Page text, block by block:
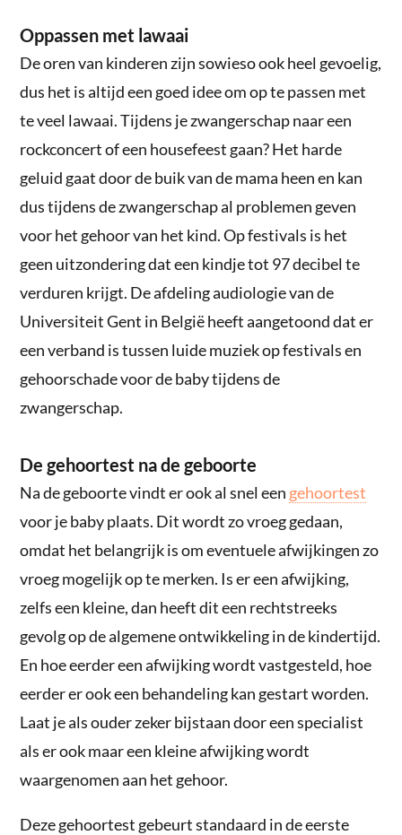
Oppassen met lawaai
De oren van kinderen zijn sowieso ook heel gevoelig,
dus het is altijd een goed idee om op te passen met
te veel lawaai. Tijdens je zwangerschap naar een
rockconcert of een housefeest gaan? Het harde
geluid gaat door de buik van de mama heen en kan
dus tijdens de zwangerschap al problemen geven
voor het gehoor van het kind. Op festivals is het
geen uitzondering dat een kindje tot 97 decibel te
verduren krijgt. De afdeling audiologie van de
Universiteit Gent in België heeft aangetoond dat er
een verband is tussen luide muziek op festivals en
gehoorschade voor de baby tijdens de
zwangerschap.
De gehoortest na de geboorte
Na de geboorte vindt er ook al snel een gehoortest
voor je baby plaats. Dit wordt zo vroeg gedaan,
omdat het belangrijk is om eventuele afwijkingen zo
vroeg mogelijk op te merken. Is er een afwijking,
zelfs een kleine, dan heeft dit een rechtstreeks
gevolg op de algemene ontwikkeling in de kindertijd.
En hoe eerder een afwijking wordt vastgesteld, hoe
eerder er ook een behandeling kan gestart worden.
Laat je als ouder zeker bijstaan door een specialist
als er ook maar een kleine afwijking wordt
waargenomen aan het gehoor.
Deze gehoortest gebeurt standaard in de eerste